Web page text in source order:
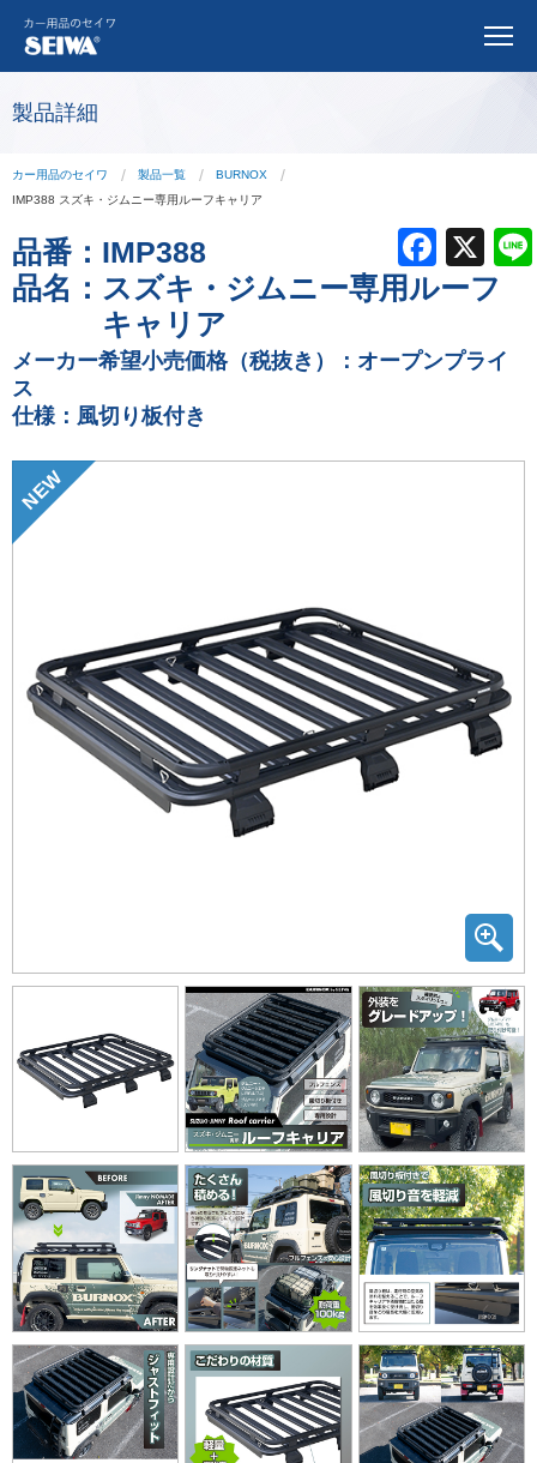
製品詳細
カー用品のセイワ 製品一覧
BURNOX
IMP388 スズキ・ジムニー専用ルーフキャリア
F
a
e
X
品番： IMP388
品名： スズキ・ジムニー専用ルーフ
キャリア
メーカー希望小売価格（税抜き）：オープンプライ
ス
仕様：風切り板付き
NEW